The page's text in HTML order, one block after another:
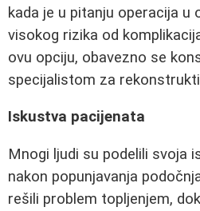
kada je u pitanju operacija u
visokog rizika od
ovu opciju, obavezno se
specijalistom za
Iskustva pacijenata
Mnogi ljudi su podelili svoja
nakon popunjavanja
rešili problem topljenjem,